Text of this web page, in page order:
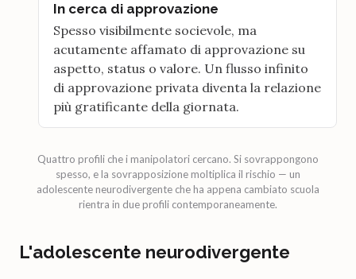
In cerca di approvazione
Spesso visibilmente socievole, ma
acutamente affamato di approvazione su
aspetto, status o valore. Un flusso infinito
di approvazione privata diventa la relazione
più gratificante della giornata.
Quattro profili che i manipolatori cercano. Si sovrappongono
spesso, e la sovrapposizione moltiplica il rischio — un
adolescente neurodivergente che ha appena cambiato scuola
rientra in due profili contemporaneamente.
L'adolescente neurodivergente